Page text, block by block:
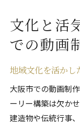
文化と活
での動画
地域文化を活かし
大阪市での動画制
ーリー構築は欠か
建造物や伝統行事